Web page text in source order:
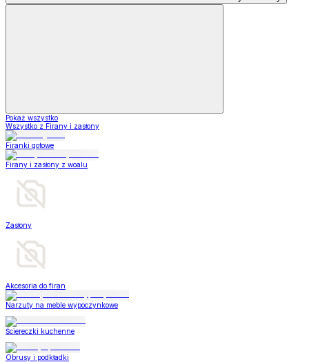
Pokaż wszystko
Wszystko z Firany i zasłony
Firanki gotowe
Firany i zasłony z woalu
Zasłony
Akcesoria do firan
Narzuty na meble wypoczynkowe
Ściereczki kuchenne
Obrusy i podkładki